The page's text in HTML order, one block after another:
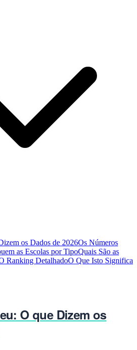
os Dados de 2026Os Números
as Escolas por TipoQuais São as
Ranking DetalhadoO Que Isto Significa
O que Dizem os